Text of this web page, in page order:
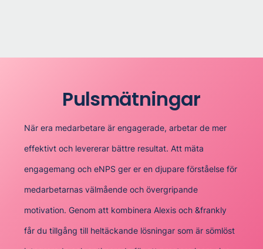
P‍ulsmätningar
När era medarbetare är engagerade, arbetar de mer
effektivt och levererar bättre resultat. Att mäta
engagemang och eNPS ger er en djupare förståelse för
medarbetarnas välmående och övergripande
motivation. Genom att kombinera Alexis och &frankly
får du tillgång till heltäckande lösningar som är sömlöst